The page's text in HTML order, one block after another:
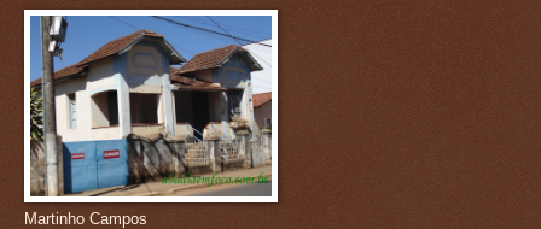
Martinho Campos